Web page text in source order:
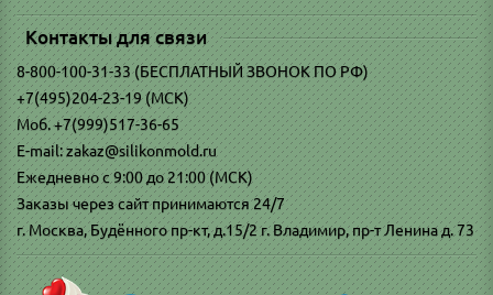
Контакты для связи
8-800-100-31-33 (БЕСПЛАТНЫЙ ЗВОНОК ПО РФ)
+7(495)204-23-19 (МСК)
Моб. +7(999)517-36-65
E-mail: zakaz@silikonmold.ru
Ежедневно с 9:00 до 21:00 (МСК)
Заказы через сайт принимаются 24/7
г. Москва, Будённого пр-кт, д.15/2 г. Владимир, пр-т Ленина д. 73